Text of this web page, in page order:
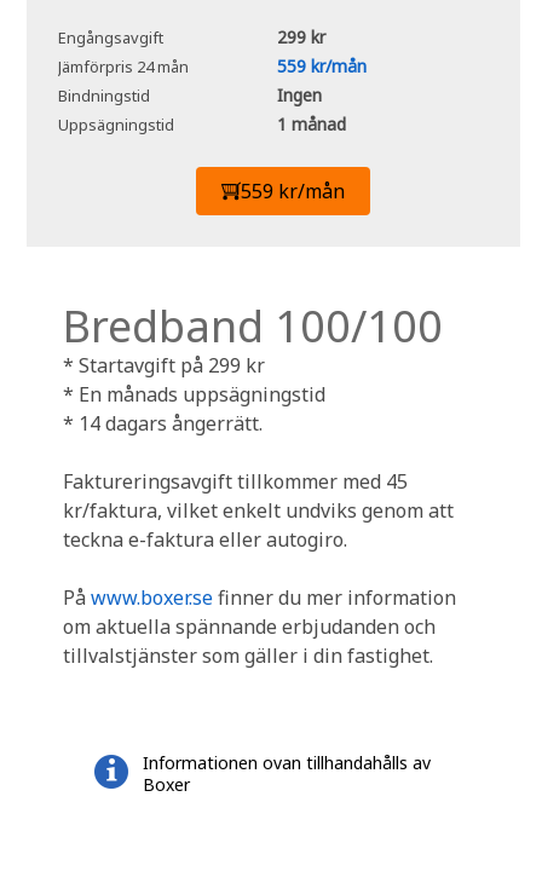
Engångsavgift 299 kr
Jämförpris 24 mån 559 kr/mån
Bindningstid Ingen
Uppsägningstid 1 månad
559 kr/mån
Bredband 100/100
* Startavgift på 299 kr
* En månads uppsägningstid
* 14 dagars ångerrätt.
Faktureringsavgift tillkommer med 45
kr/faktura, vilket enkelt undviks genom att
teckna e-faktura eller autogiro.
På www.boxer.sefinner du mer information
om aktuella spännande erbjudanden och
tillvalstjänster som gäller i din fastighet.
Informationen ovan tillhandahålls av
Boxer